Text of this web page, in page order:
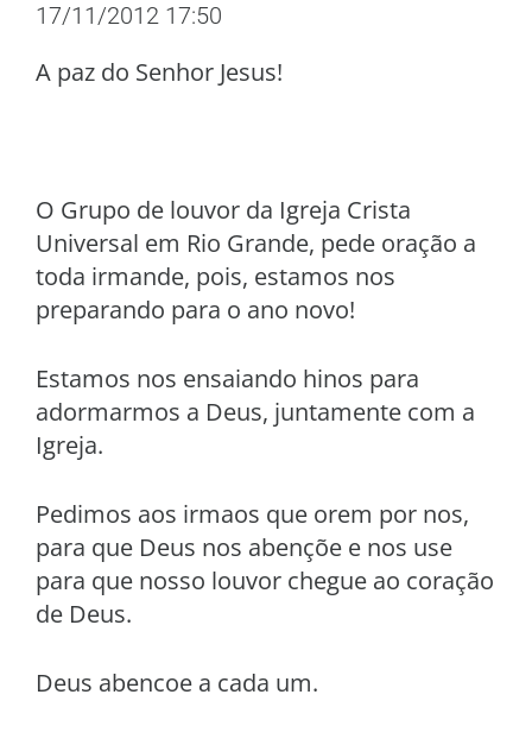
17/11/2012 17:50
A paz do Senhor Jesus!
O Grupo de louvor da Igreja Crista
Universal em Rio Grande, pede oração a
toda irmande, pois, estamos nos
preparando para o ano novo!
Estamos nos ensaiando hinos para
adormarmos a Deus, juntamente com a
Igreja.
Pedimos aos irmaos que orem por nos,
para que Deus nos abençõe e nos use
para que nosso louvor chegue ao coração
de Deus.
Deus abencoe a cada um.